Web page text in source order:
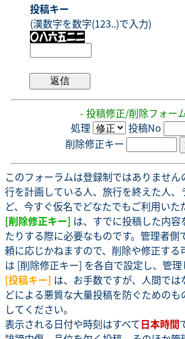
投稿キー
(漢数字を数字(123..)で入力)
- 投稿修正/削除フォー
処理
投稿No
削除修正キー
このフォーラムは登録制ではありません
行を計画している人、旅行を終えた人、
ど、今すぐ仮名でどなたでもご利用いた
[削除修正キー] は、すでに投稿した内
たりする際に必要なものです。管理者側
頼に応じかねますので、削除や修正する
は [削除修正キー] を各自で設定し、管理
[投稿キー] は、お手数ですが、人間で
どによる悪質な大量投稿を防ぐための
してください。
表示される日付や時刻はすべて日本時間